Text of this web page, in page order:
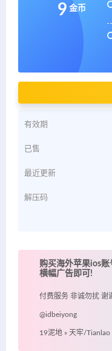
9 金币
有效期
已售
最近更新
解压码
购买海外苹果ios
横幅广告即可!
付费服务 非诚勿扰 谢
@idbeiyong
19泥地 » 天牢/Tianlao